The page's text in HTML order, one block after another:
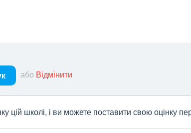
або Відмінити
цій школі, і ви можете поставити свою оцінку